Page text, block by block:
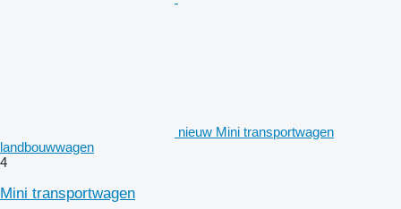
nieuw Mini transportwagen
landbouwwagen
4
Mini transportwagen